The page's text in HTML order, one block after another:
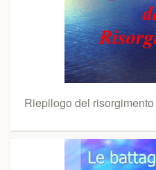
Riepilogo del risorgimento